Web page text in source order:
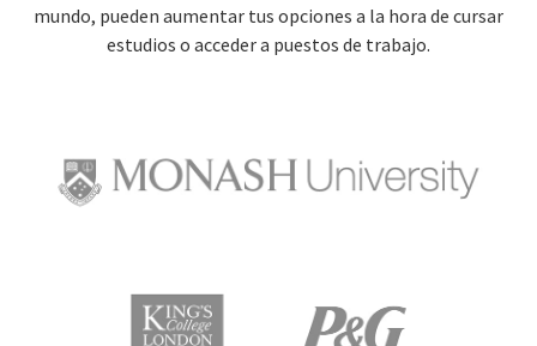
mundo, pueden aumentar tus opciones a la hora de cursar
estudios o acceder a puestos de trabajo.